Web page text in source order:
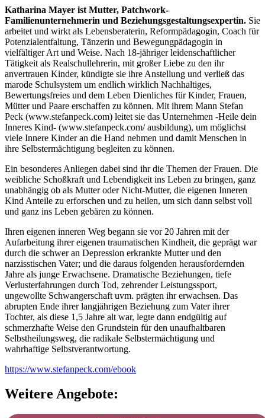
Katharina Mayer ist Mutter, Patchwork-
Familienunternehmerin und Beziehungsgestaltungsexpertin. Sie
arbeitet und wirkt als Lebensberaterin, Reformpädagogin, Coach für
Potenzialentfaltung, Tänzerin und Bewegungpädagogin in
vielfältiger Art und Weise. Nach 18-jähriger leidenschaftlicher
Tätigkeit als Realschullehrerin, mit großer Liebe zu den ihr
anvertrauen Kinder, kündigte sie ihre Anstellung und verließ das
marode Schulsystem um endlich wirklich Nachhaltiges,
Bewertungsfreies und dem Leben Dienliches für Kinder, Frauen,
Mütter und Paare erschaffen zu können. Mit ihrem Mann Stefan
Peck (www.stefanpeck.com) leitet sie das Unternehmen -Heile dein
Inneres Kind- (www.stefanpeck.com/ ausbildung), um möglichst
viele Innere Kinder an die Hand nehmen und damit Menschen in
ihre Selbstermächtigung begleiten zu können.
Ein besonderes Anliegen dabei sind ihr die Themen der Frauen. Die
weibliche Schoßkraft und Lebendigkeit ins Leben zu bringen, ganz
unabhängig ob als Mutter oder Nicht-Mutter, die eigenen Inneren
Kind Anteile zu erforschen und zu heilen, um sich dann selbst voll
und ganz ins Leben gebären zu können.
Ihren eigenen inneren Weg begann sie vor 20 Jahren mit der
Aufarbeitung ihrer eigenen traumatischen Kindheit, die geprägt war
durch die schwer an Depression erkrankte Mutter und den
narzisstischen Vater; und die daraus folgenden herausfordernden
Jahre als junge Erwachsene. Dramatische Beziehungen, tiefe
Verlusterfahrungen durch Tod, zehrender Leistungssport,
ungewollte Schwangerschaft uvm. prägten ihr erwachsen. Das
abrupten Ende ihrer langjährigen Beziehung zum Vater ihrer
Tochter, als diese 1,5 Jahre alt war, legte dann endgültig auf
schmerzhafte Weise den Grundstein für den unaufhaltbaren
Selbstheilungsweg, die radikale Selbstermächtigung und
wahrhaftige Selbstverantwortung.
https://www.stefanpeck.com/ebook
Weitere Angebote: